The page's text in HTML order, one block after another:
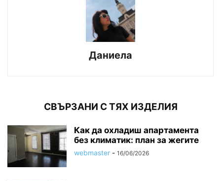
Даниела
СВЪРЗАНИ С ТЯХ ИЗДЕЛИЯ
Как да охладиш апартамента
без климатик: план за жегите
webmaster - 16/06/2026